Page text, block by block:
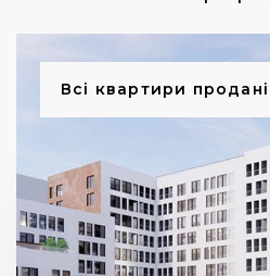
Всі квартири